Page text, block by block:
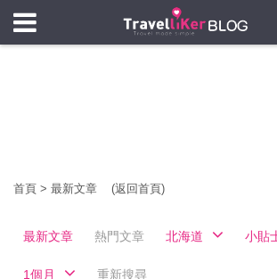
首頁 > 最新文章 (返回首頁)
最新文章 熱門文章 北海道 小貼
1個月 重新搜尋